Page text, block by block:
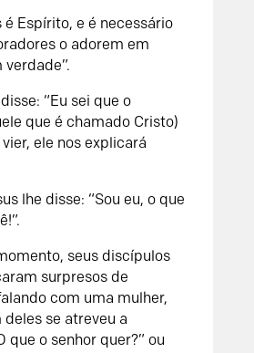
é Espírito, e é necessário
o adorem em
“Eu sei que o
que é chamado Cristo)
ele nos explicará
lhe disse: “Sou eu, o que
seus discípulos
surpresos de
com uma mulher,
deles se atreveu a
que o senhor quer?” ou